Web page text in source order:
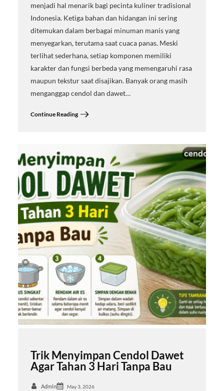
menjadi hal menarik bagi pecinta kuliner tradisional
Indonesia. Ketiga bahan dan hidangan ini sering
ditemukan dalam berbagai minuman manis yang
menyegarkan, terutama saat cuaca panas. Meski
terlihat sederhana, setiap komponen memiliki
karakter dan fungsi berbeda yang memengaruhi rasa
maupun tekstur saat disajikan. Banyak orang masih
menganggap cendol dan dawet…
Continue Reading
Trik Menyimpan Cendol Dawet
Agar Tahan 3 Hari Tanpa Bau
Admin May 3, 2026